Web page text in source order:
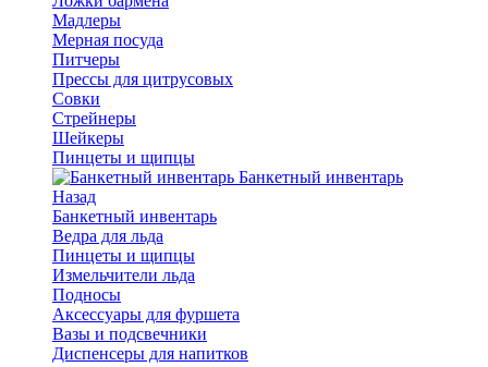
Мадлеры
Мерная посуда
Питчеры
Прессы для цитрусовых
Совки
Стрейнеры
Шейкеры
Пинцеты и щипцы
Банкетный инвентарь
Назад
Банкетный инвентарь
Ведра для льда
Пинцеты и щипцы
Измельчители льда
Подносы
Аксессуары для фуршета
Вазы и подсвечники
Диспенсеры для напитков